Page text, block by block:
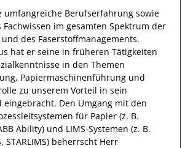
umfangreiche Berufserfahrung sowie
im gesamten Spektrum der
des Faserstoffmanagements.
hat er seine in früheren Tätigkeiten
in den Themen
Papiermaschinenführung und
zu unserem Vorteil in sein
eingebracht. Den Umgang mit den
für Papier (z. B.
Ability) und LIMS‑Systemen (z. B.
STARLIMS) beherrscht Herr